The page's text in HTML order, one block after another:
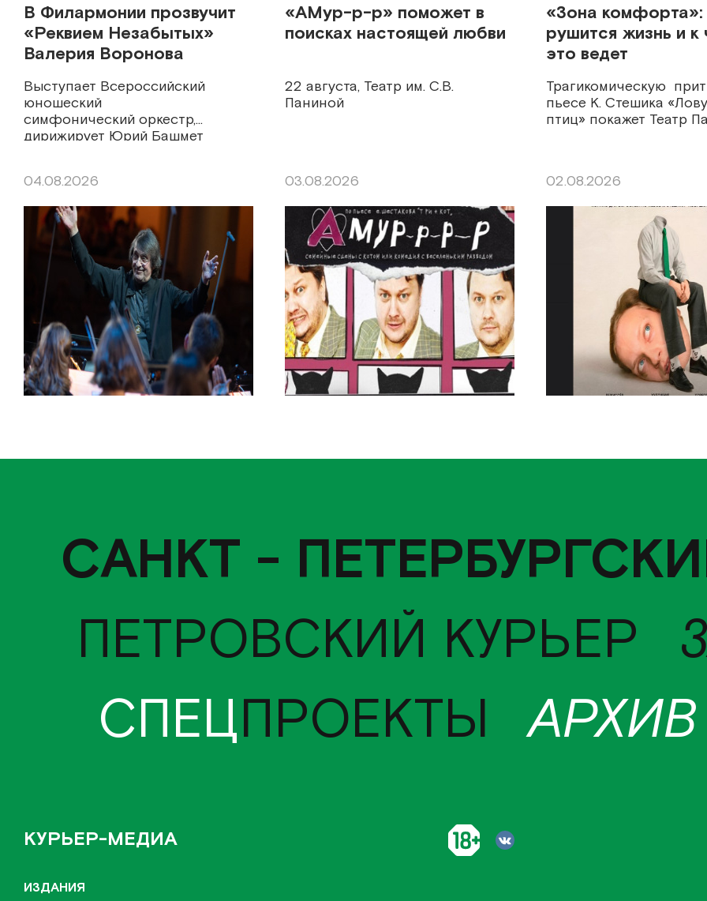
В Филармонии прозвучит
«Реквием Незабытых»
Валерия Воронова
Выступает Всероссийский
юношеский
симфонический оркестр,
дирижирует Юрий Башмет
04.08.2026
«АМур-р-р» поможет в
поисках настоящей любви
22 августа, Театр им. С.В.
Паниной
03.08.2026
«Зона комфорта»:
рушится жизнь и к
это ведет
Трагикомическую
пьесе К. Стешика
птиц» покажет Театр
02.08.2026
САНКТ -
ПЕТРОВСКИЙ КУРЬЕР
СПЕЦПРОЕКТЫ
КУРЬЕР-МЕДИА
ИЗДАНИЯ